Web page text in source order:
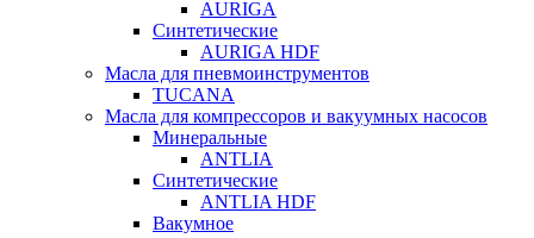
AURIGA
Синтетические
AURIGA HDF
Масла для пневмоинструментов
TUCANA
Масла для компрессоров и вакуумных насосов
Минеральные
ANTLIA
Синтетические
ANTLIA HDF
Вакумное